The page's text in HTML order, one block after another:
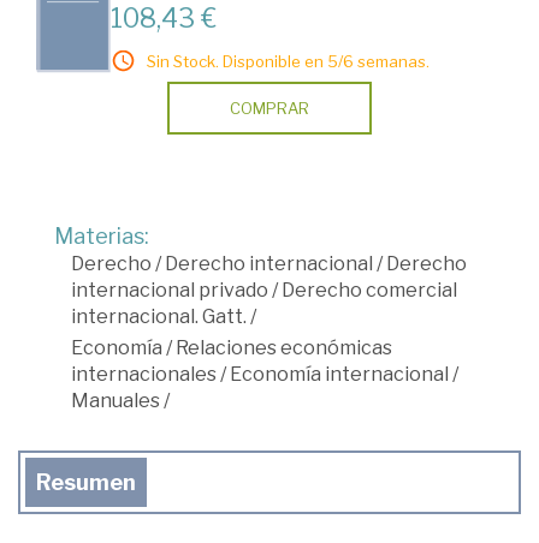
108,43 €
Sin Stock. Disponible en 5/6 semanas.
COMPRAR
Materias:
Derecho /Derecho internacional /Derecho
internacional privado /Derecho comercial
internacional. Gatt. /
Economía /Relaciones económicas
internacionales/Economía internacional /
Manuales/
Resumen